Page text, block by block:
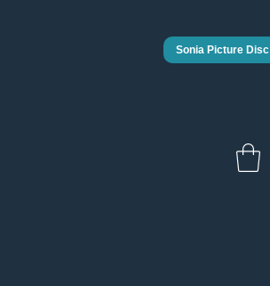
Sonia Picture Disc